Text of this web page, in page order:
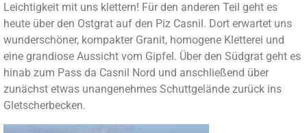
Leichtigkeit mit uns klettern! Für den anderen Teil geht es
heute über den Ostgrat auf den Piz Casnil. Dort erwartet uns
wunderschöner, kompakter Granit, homogene Kletterei und
eine grandiose Aussicht vom Gipfel. Über den Südgrat geht es
hinab zum Pass da Casnil Nord und anschließend über
zunächst etwas unangenehmes Schuttgelände zurück ins
Gletscherbecken.